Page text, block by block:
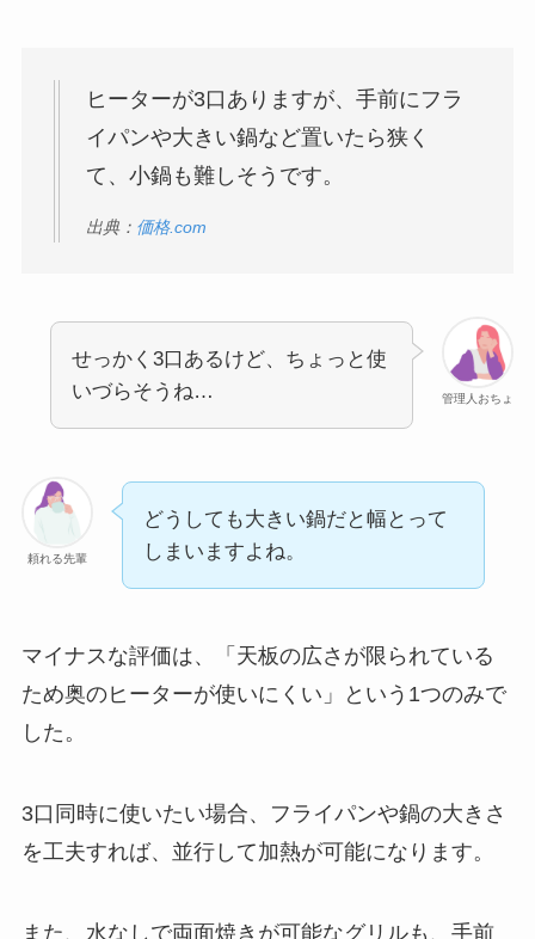
ヒーターが3口ありますが、手前にフラ
イパンや大きい鍋など置いたら狭く
て、小鍋も難しそうです。
出典： 価格.com
管理人おちょ
せっかく3口あるけど、ちょっと使
いづらそうね…
頼れる先輩
どうしても大きい鍋だと幅とって
しまいますよね。
マイナスな評価は、「天板の広さが限られている
ため奥のヒーターが使いにくい」という1つのみで
した。
3口同時に使いたい場合、フライパンや鍋の大きさ
を工夫すれば、並行して加熱が可能になります。
また、水なしで両面焼きが可能なグリルも、手前